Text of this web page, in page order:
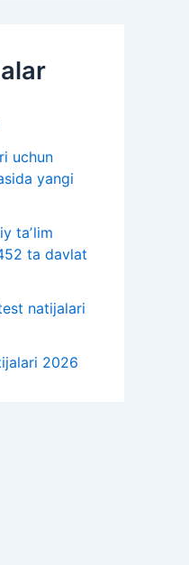
uchun
yangi
taʼlim
ta davlat
natijalari
2026